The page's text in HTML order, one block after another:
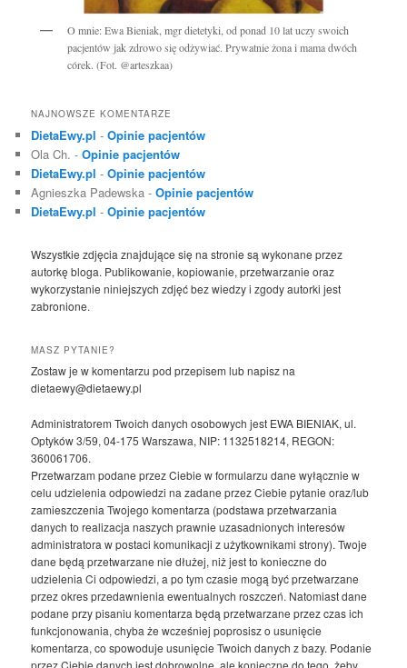
O mnie: Ewa Bieniak, mgr dietetyki, od ponad 10 lat uczy swoich
pacjentów jak zdrowo się odżywiać. Prywatnie żona i mama dwóch
córek. (Fot. @arteszkaa)
NAJNOWSZE KOMENTARZE
DietaEwy.pl -Opinie pacjentów
Ola Ch. -Opinie pacjentów
DietaEwy.pl -Opinie pacjentów
Agnieszka Padewska -Opinie pacjentów
DietaEwy.pl -Opinie pacjentów
Wszystkie zdjęcia znajdujące się na stronie są wykonane przez
autorkę bloga. Publikowanie, kopiowanie, przetwarzanie oraz
wykorzystanie niniejszych zdjęć bez wiedzy i zgody autorki jest
zabronione.
MASZ PYTANIE?
Zostaw je w komentarzu pod przepisem lub napisz na
dietaewy@dietaewy.pl
Administratorem Twoich danych osobowych jest EWA BIENIAK, ul.
Optyków 3/59, 04-175 Warszawa, NIP: 1132518214, REGON:
360061706.
Przetwarzam podane przez Ciebie w formularzu dane wyłącznie w
celu udzielenia odpowiedzi na zadane przez Ciebie pytanie oraz/lub
zamieszczenia Twojego komentarza (podstawa przetwarzania
danych to realizacja naszych prawnie uzasadnionych interesów
administratora w postaci komunikacji z użytkownikami strony). Twoje
dane będą przetwarzane nie dłużej, niż jest to konieczne do
udzielenia Ci odpowiedzi, a po tym czasie mogą być przetwarzane
przez okres przedawnienia ewentualnych roszczeń. Natomiast dane
podane przy pisaniu komentarza będą przetwarzane przez czas ich
funkcjonowania, chyba że wcześniej poprosisz o usunięcie
komentarza, co spowoduje usunięcie Twoich danych z bazy. Podanie
przez Ciebie danych jest dobrowolne, ale konieczne do tego, żeby